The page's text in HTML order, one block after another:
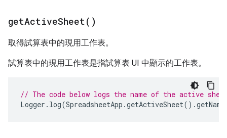
getActiveSheet( )
取得試算表中的現用工作表。
試算表中的現用工作表是指試算表 UI 中顯示的工作表。
// The code below logs the name of the active
Logger . log(SpreadsheetApp .getActiveSheet().getName